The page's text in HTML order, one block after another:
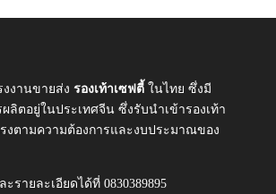
งานขายส่ง รองเท้าเซฟตี้ ในไทย ซึ่งมี
ลิตอยู่ในประเทศจีน ซึ่งรับนำเข้ารองเท้า
ตามความต้องการและงบประมาณของ
รายละเอียดได้ที่ 0830389895